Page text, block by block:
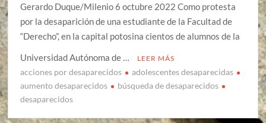
Gerardo Duque/Milenio 6 octubre 2022 Como protesta
por la desaparición de una estudiante de la Facultad de
“Derecho”, en la capital potosina cientos de alumnos de la
Universidad Autónoma de …
LEER MÁS
acciones por desaparecidos
adolescentes desaparecidas
aumento desaparecidos
búsqueda de desaparecidos
desaparecidos